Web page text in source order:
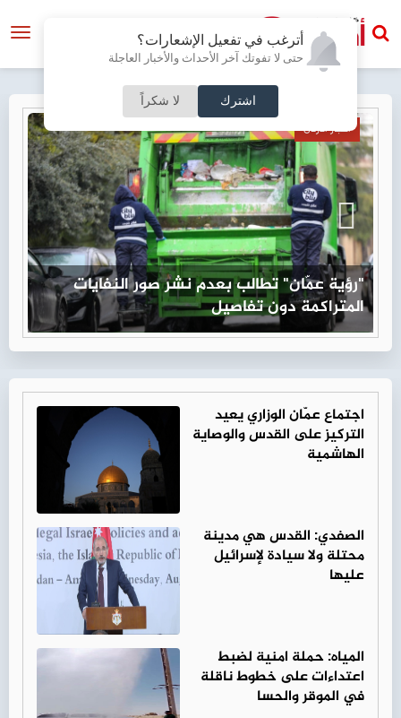
أترغب في تفعيل الإشعارات؟
حتى لا تفوتك آخر الأحداث والأخبار العاجلة
اشترك لا شكراً
أخبار الأردن
"رؤية عمّان" تطالب بعدم نشر صور النفايات
المتراكمة دون تفاصيل
اجتماع عمّان الوزاري يعيد
التركيز على القدس والوصاية
الهاشمية
الصفدي: القدس هي مدينة
محتلة ولا سيادة لإسرائيل
عليها
المياه: حملة امنية لضبط
اعتداءات على خطوط ناقلة
في الموقر والحسا